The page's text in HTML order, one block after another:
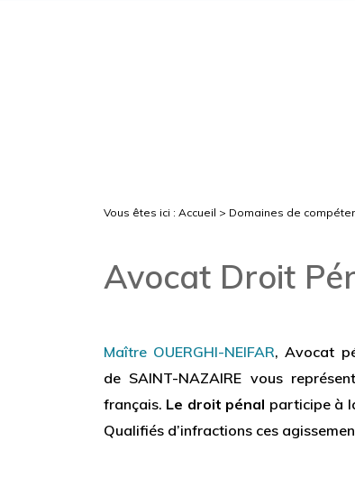
Vous êtes ici : Accueil > Domaines de
Avocat Droit
Maître OUERGHI-NEIFAR, Avocat
de SAINT-NAZAIRE vous
français. Le droit pénal participe à
Qualifiés d’infractions ces